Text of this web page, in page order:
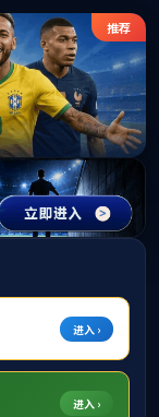
Website
下